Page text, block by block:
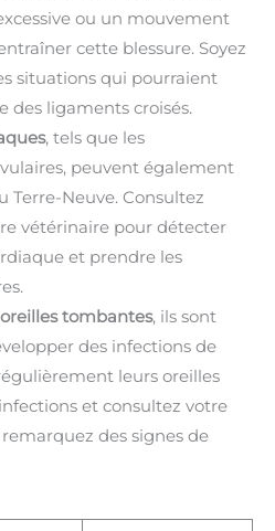
ou un mouvement
cette blessure. Soyez
situations qui pourraient
des ligaments croisés.
, tels que les
peuvent également
Terre-Neuve. Consultez
vétérinaire pour détecter
et prendre les
tombantes, ils sont
des infections de
leurs oreilles
et consultez votre
des signes de